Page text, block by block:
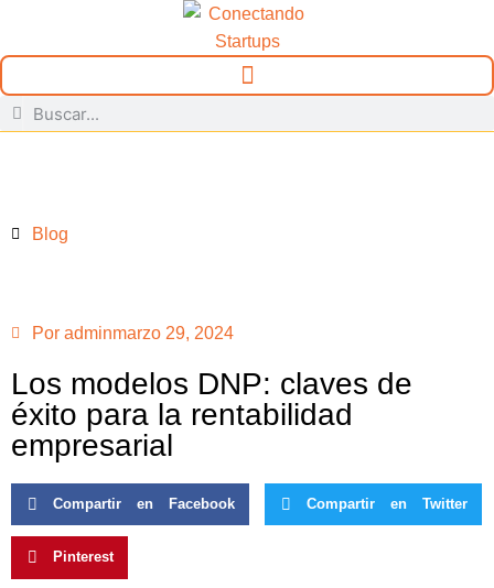
Blog
Por adminmarzo 29, 2024
Los modelos DNP: claves de
éxito para la rentabilidad
empresarial
Compartir en Facebook Compartir en Twitter
Pinterest